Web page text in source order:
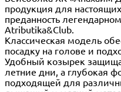
продукция для
преданность
Atributika&Club.
Классическая модель
посадку на голове и
Удобный козырек
летние дни, а глубокая
подходящей для